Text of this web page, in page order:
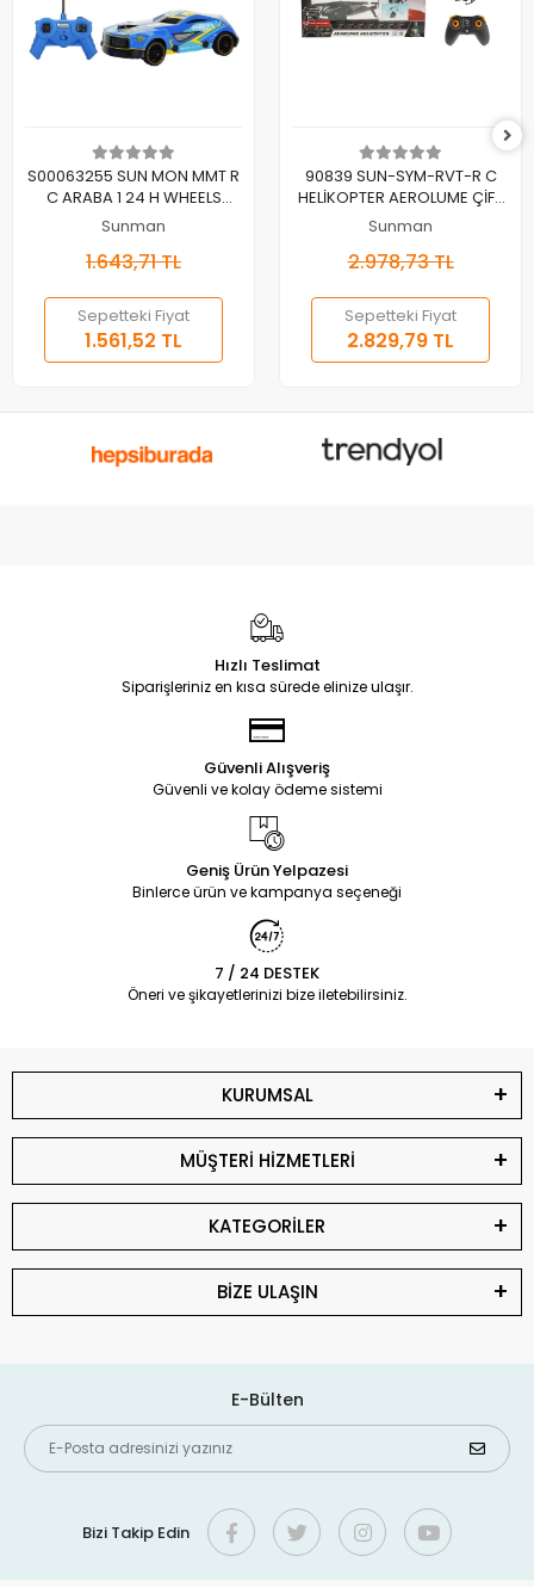
Sepete Ekle
S00063255 SUN MON MMT R
C ARABA 1 24 H WHEELS
URBAN AGENT DRIFT ROD F F
Sunman
1.643,71 TL
Sepetteki Fiyat
1.561,52 TL
Sepete Ekle
90839 SUN-SYM-RVT-R C
HELİKOPTER AEROLUME ÇİFT
PERV IŞIKLI 3 7V USB
Sunman
2.978,73 TL
Sepetteki Fiyat
2.829,79 TL
Hızlı Teslimat
Siparişleriniz en kısa sürede elinize ulaşır.
Güvenli Alışveriş
Güvenli ve kolay ödeme sistemi
Geniş Ürün Yelpazesi
Binlerce ürün ve kampanya seçeneği
7 / 24 DESTEK
Öneri ve şikayetlerinizi bize iletebilirsiniz.
KURUMSAL
MÜŞTERİ HİZMETLERİ
KATEGORİLER
BİZE ULAŞIN
E-Bülten
Bizi Takip Edin